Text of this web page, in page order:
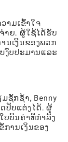
າມເຂົ້າໃຈ
າຍ. ຜູ້ໃຊ້ໄດ້ຮັບ
ນເງິນຂອງພວກ
ງົບປະມານແລະ
ຊັກຊ້າ, Benny
ປັບແຕ່ງໄດ້. ຜູ້
ບບິນຄ່າທີ່ກໍາລັງ
ານເງິນຂອງ